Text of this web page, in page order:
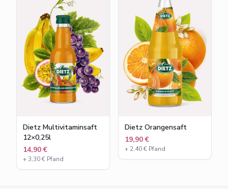
Dietz Multivitaminsaft
12×0,25l
14,90 €
+3,30€ Pfand
Dietz Orangensaft
19,90 €
+ 2,40€ Pfand